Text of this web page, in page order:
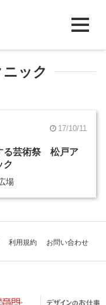
ック
17/10/11
る芸術祭 松戸ア
ク
場
利用規約 お問い合わせ